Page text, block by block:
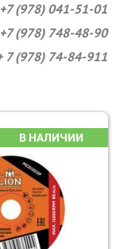
(978) 041-51-01
(978) 748-48-90
7 (978) 74-84-911